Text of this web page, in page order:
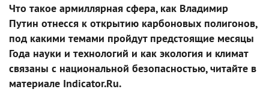
Что такое армиллярная сфера, как Владимир
Путин отнесся к открытию карбоновых полигонов,
под какими темами пройдут предстоящие месяцы
Года науки и технологий и как экология и климат
связаны с национальной безопасностью, читайте в
материале Indicator.Ru.